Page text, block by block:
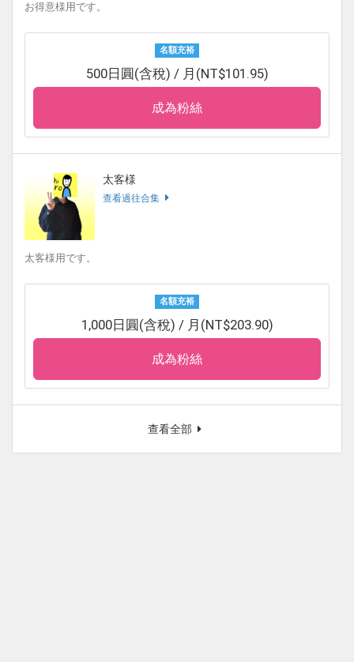
お得意様用です。
名額充裕
500日圓(含稅) / 月(NT$101.95)
成為粉絲
太客様
查看過往合集
太客様用です。
名額充裕
1,000日圓(含稅) / 月(NT$203.90)
成為粉絲
查看全部